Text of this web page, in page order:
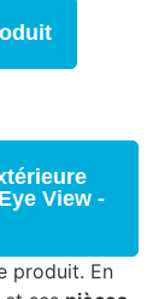
View -
produit. En